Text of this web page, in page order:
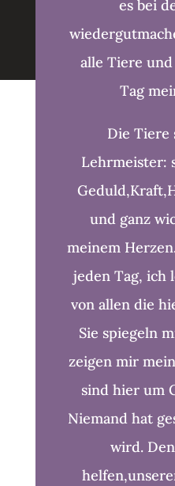
es bei
alle Tiere
Tag
Die Tiere
Lehrmeister:
und ganz
meinem
jeden Tag, ich
von allen die
Sie spiegeln
zeigen mir
sind hier um
Niemand hat
wird.